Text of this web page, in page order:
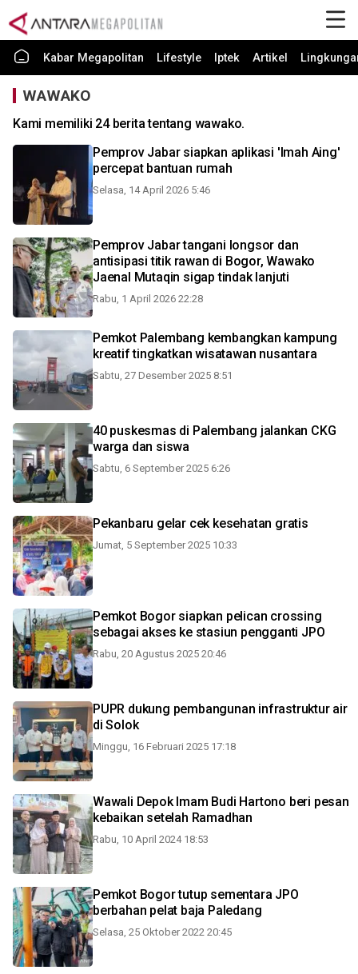
Kabar Megapolitan Lifestyle Iptek Artikel
WAWAKO
Kami memiliki 24 berita tentang wawako.
Pemprov Jabar siapkan aplikasi 'Imah Aing'
percepat bantuan rumah
Selasa, 14 April 2026 5:46
Pemprov Jabar tangani longsor dan
antisipasi titik rawan di Bogor, Wawako
Jaenal Mutaqin sigap tindak lanjuti
Rabu, 1 April 2026 22:28
Pemkot Palembang kembangkan kampung
kreatif tingkatkan wisatawan nusantara
Sabtu, 27 Desember 2025 8:51
40 puskesmas di Palembang jalankan CKG
warga dan siswa
Sabtu, 6 September 2025 6:26
Pekanbaru gelar cek kesehatan gratis
Jumat, 5 September 2025 10:33
Pemkot Bogor siapkan pelican crossing
sebagai akses ke stasiun pengganti JPO
Rabu, 20 Agustus 2025 20:46
PUPR dukung pembangunan infrastruktur air
di Solok
Minggu, 16 Februari 2025 17:18
Wawali Depok Imam Budi Hartono beri pesan
kebaikan setelah Ramadhan
Rabu, 10 April 2024 18:53
Pemkot Bogor tutup sementara JPO
berbahan pelat baja Paledang
Selasa, 25 Oktober 2022 20:45